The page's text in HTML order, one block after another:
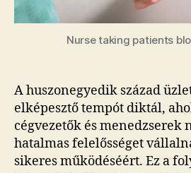
Nurse taking patients
A huszonegyedik század
elképesztő tempót diktál,
cégvezetők és menedzserek
hatalmas felelősséget
sikeres működéséért. Ez a